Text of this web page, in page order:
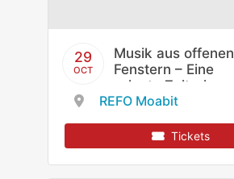
29
OCT
Musik aus offenen
Fenstern – Eine
private Zeitreise:
Das Akkordeon im
Jahrhunderts
REFO Moabit
Tickets